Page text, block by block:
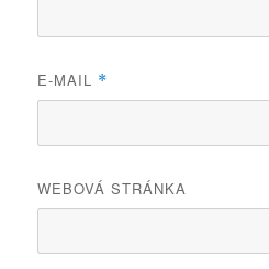
E-MAIL *
WEBOVÁ STRÁNKA